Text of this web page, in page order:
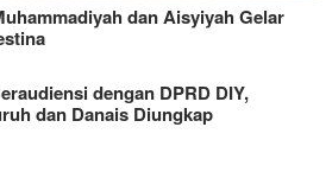
dan Aisyiyah Gelar
dengan DPRD DIY,
dan Danais Diungkap